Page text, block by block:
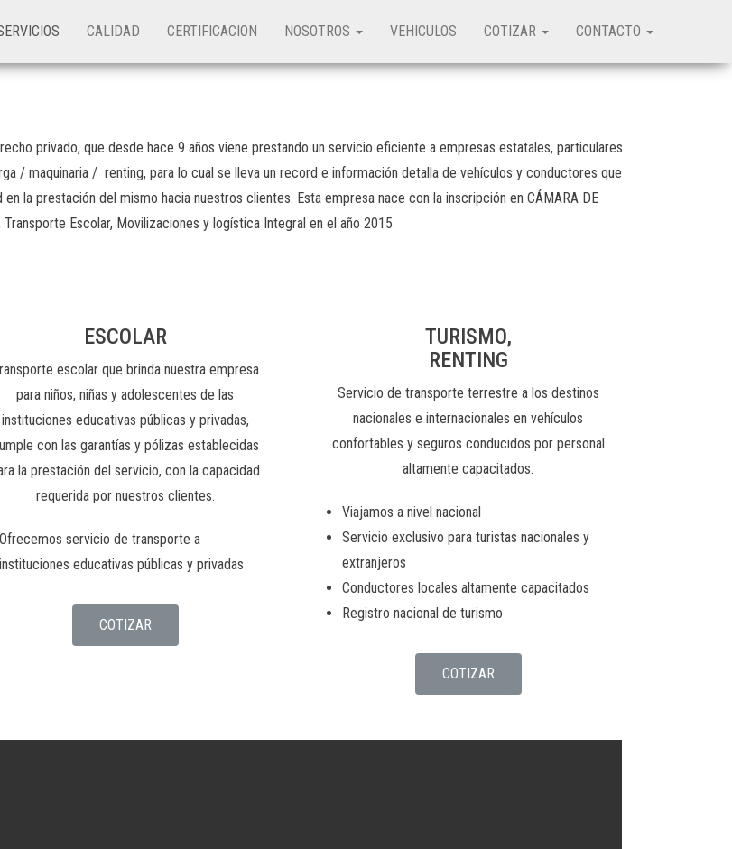
CALIDAD CERTIFICACION NOSOTROS VEHICULOS COTIZAR CONTACTO
privado, que desde hace 9 años viene prestando un servicio eficiente a empresas estatales, particulares
/ maquinaria / renting, para lo cual se lleva un record e información detalla de vehículos y conductores que
la prestación del mismo hacia nuestros clientes. Esta empresa nace con la inscripción en CÁMARA DE
Escolar, Movilizaciones y logística Integral en el año 2015
ESCOLAR
escolar que brinda nuestra empresa
para niños, niñas y adolescentes de las
instituciones educativas públicas y privadas,
con las garantías y pólizas establecidas
la prestación del servicio, con la capacidad
requerida por nuestros clientes.
Ofrecemos servicio de transporte a
instituciones educativas públicas y privadas
COTIZAR
TURISMO,
RENTING
Servicio de transporte terrestre a los destinos
nacionales e internacionales en vehículos
confortables y seguros conducidos por personal
altamente capacitados.
Viajamos a nivel nacional
Servicio exclusivo para turistas nacionales y
extranjeros
Conductores locales altamente capacitados
Registro nacional de turismo
COTIZAR